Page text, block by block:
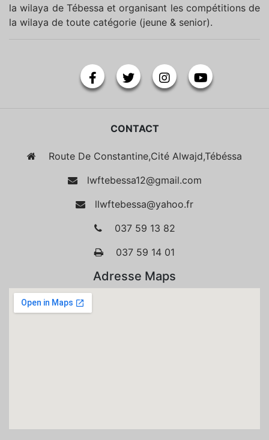
la wilaya de Tébessa et organisant les compétitions de
la wilaya de toute catégorie (jeune & senior).
CONTACT
Route De Constantine,Cité Alwajd,Tébéssa
lwftebessa12@gmail.com
llwftebessa@yahoo.fr
037 59 13 82
037 59 14 01
Adresse Maps